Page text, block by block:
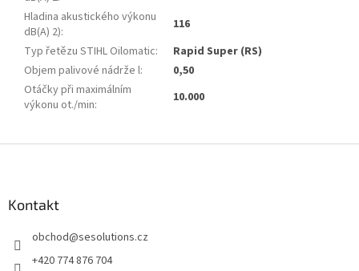
Hladina akustického výkonu
dB(A) 2):
116
Typ řetězu STIHL Oilomatic:
Rapid Super (RS)
Objem palivové nádrže l:
0,50
Otáčky při maximálním
výkonu ot./min: 10.000
Kontakt
obchod@sesolutions.cz
+420 774 876 704